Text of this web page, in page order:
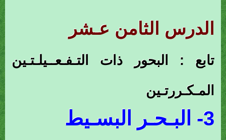
الدرس الثامن عـشر
تابع : البحور ذات التـفـعــيلـتـين
المـكـررتـين
3- البـحـر البسـيط